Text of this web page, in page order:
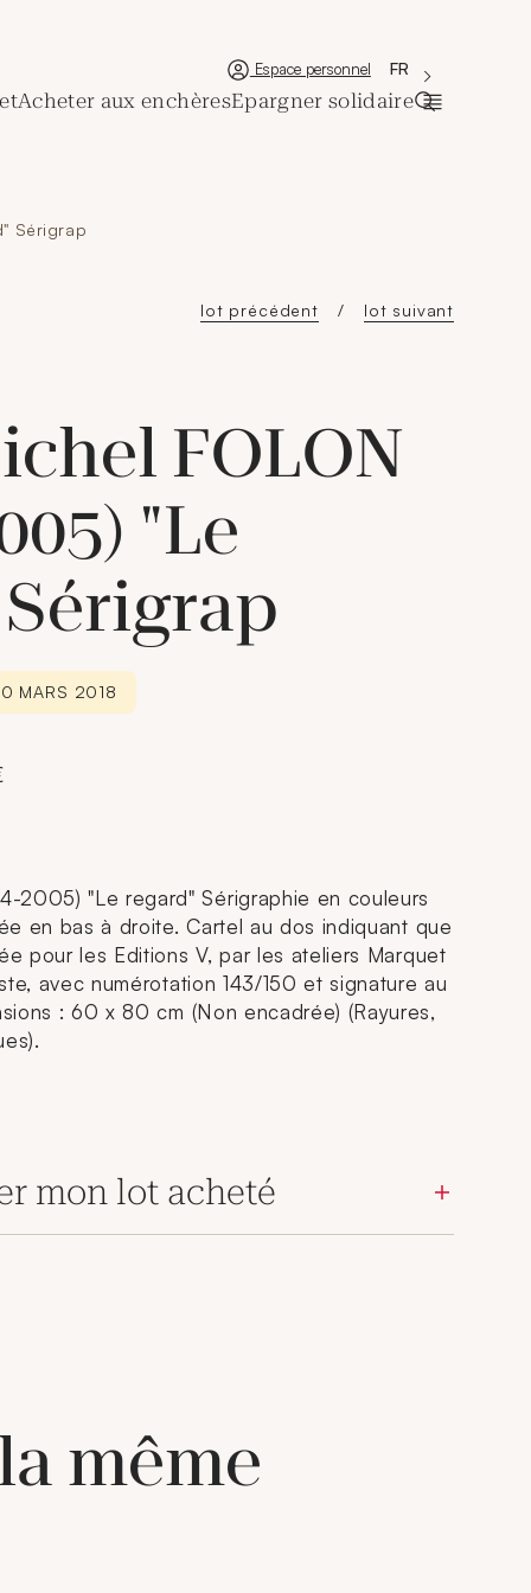
Nouvelle fenêtre
Espace personnel 'Choisir une
La langue
FR
Acheter aux enchèresEpargner solidaire
Sérigrap
lot précédent lot suivant
FOLON
"Le
MARS 2018
2005) "Le regard" Sérigraphie en couleurs
en bas à droite. Cartel au dos indiquant que
pour les Editions V, par les ateliers Marquet
avec numérotation 143/150 et signature au
: 60 x 80 cm (Non encadrée) (Rayures,
mon lot acheté
même